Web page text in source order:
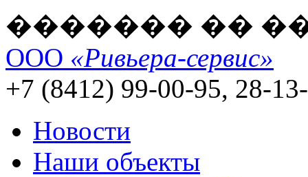
������� ��
ООО «Ривьера-сервис»
+7 (8412) 99-00-95, 28-
Новости
Наши объекты